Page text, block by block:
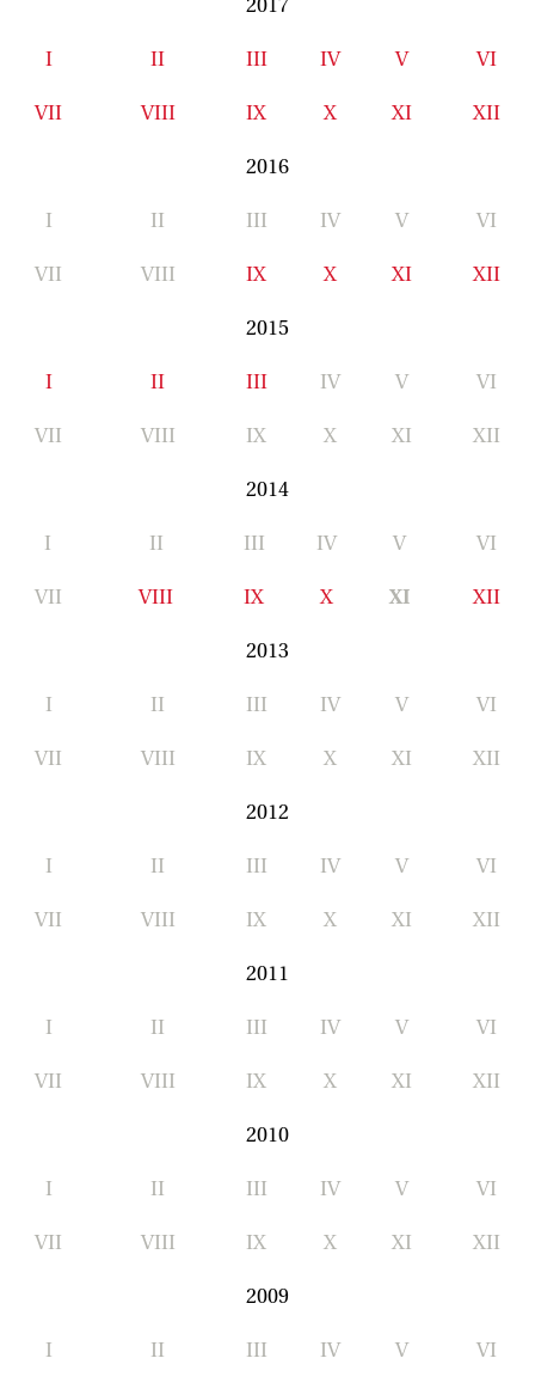
I II III IV V VI
VII VIII IX X XI XII
2016
I II III IV V VI
VII VIII IX X XI XII
2015
I II III IV V VI
VII VIII IX X XI XII
2014
I II III IV V VI
VII VIII IX X XI XII
2013
I II III IV V VI
VII VIII IX X XI XII
2012
I II III IV V VI
VII VIII IX X XI XII
2011
I II III IV V VI
VII VIII IX X XI XII
2010
I II III IV V VI
VII VIII IX X XI XII
2009
I II III IV V VI